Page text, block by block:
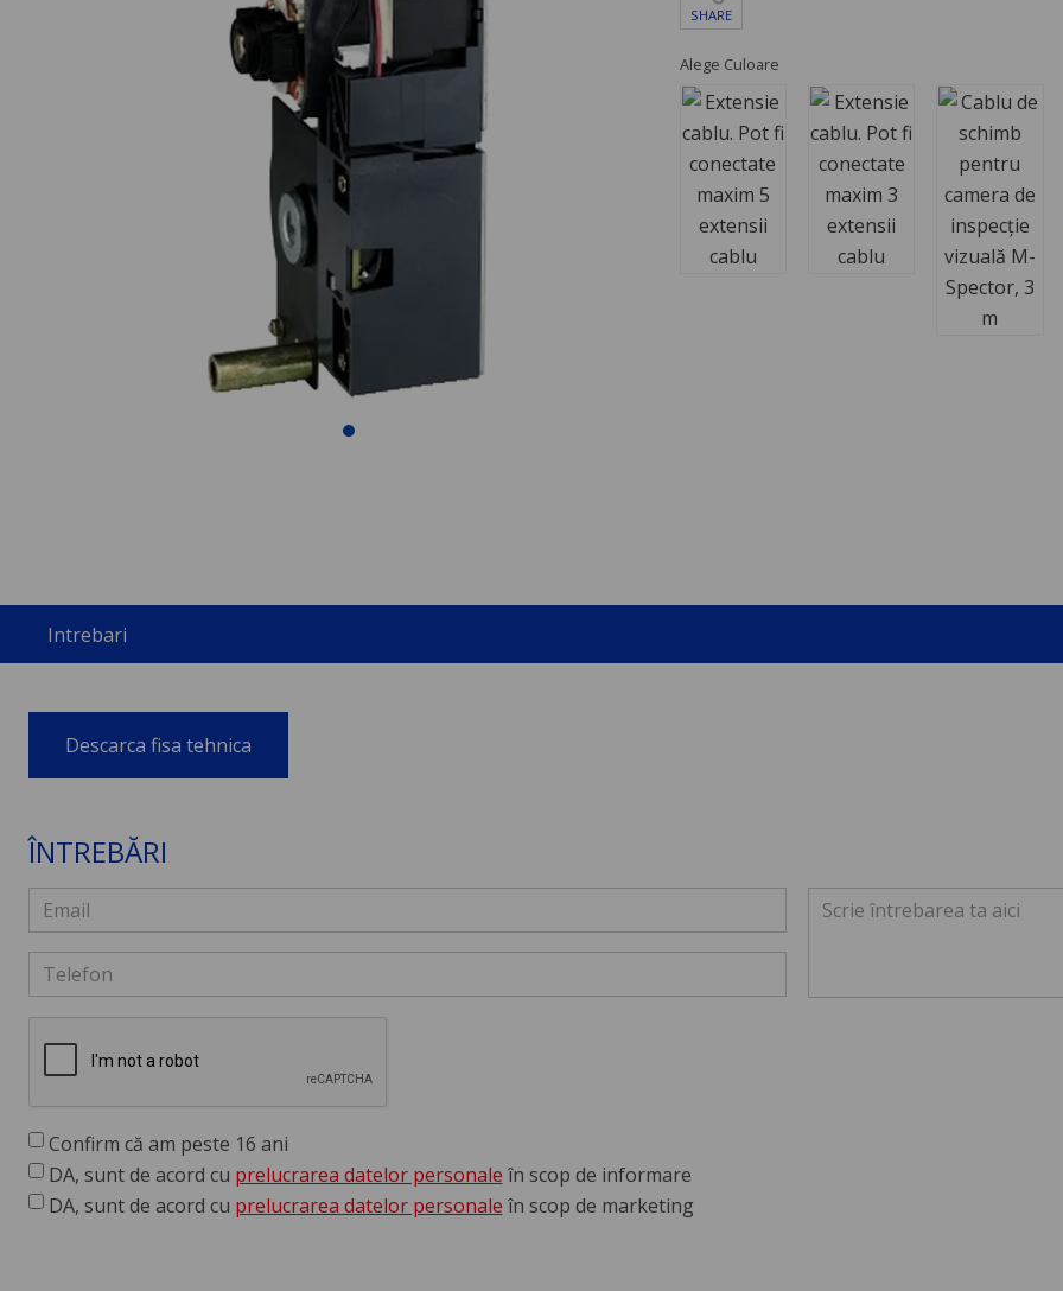
SHARE
Alege Culoare
Intrebari
Descarca fisa tehnica
ÎNTREBĂRI
Confirm că am peste 16 ani
DA, sunt de acord cu prelucrarea datelor personale în scop de informare
DA, sunt de acord cu prelucrarea datelor personale în scop de marketing